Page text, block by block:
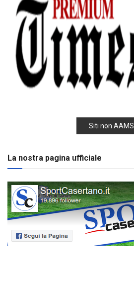
Siti non AAMS
La nostra pagina ufficiale